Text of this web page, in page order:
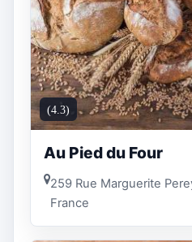
(4.3)
Au Pied du Four
259 Rue Marguerite
France